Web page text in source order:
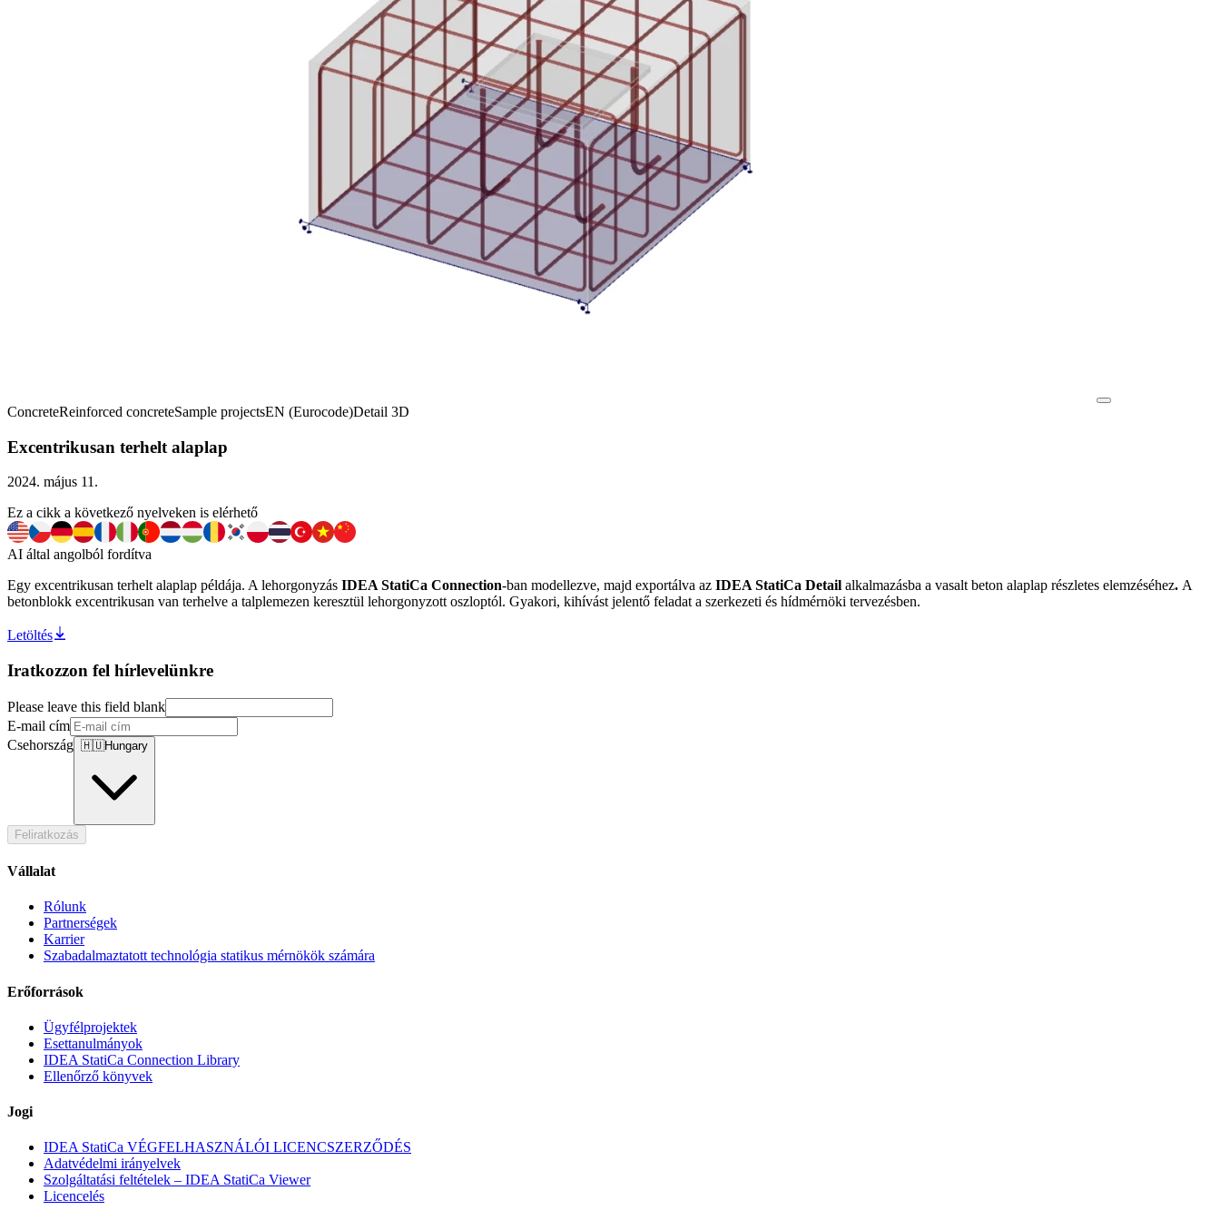
ConcreteReinforced concreteSample projectsEN (Eurocode)Detail 3D
Excentrikusan terhelt alaplap
2024. május 11.
Ez a cikk a következő nyelveken is elérhető
AI által angolból fordítva
Egy excentrikusan terhelt alaplap példája. A lehorgonyzás IDEA StatiCa Connection-ban modellezve, majd exportálva az IDEA StatiCa Detail alkalmazásba a vasalt beton alaplap részletes elemzéséhez. A
betonblokk excentrikusan van terhelve a talplemezen keresztül lehorgonyzott oszloptól. Gyakori, kihívást jelentő feladat a szerkezeti és hídmérnöki tervezésben.
Letöltés
Iratkozzon fel hírlevelünkre
Please leave this field blank
E-mail cím
Csehország 🇭🇺Hungary
Feliratkozás
Vállalat
Rólunk
Partnerségek
Karrier
Szabadalmaztatott technológia statikus mérnökök számára
Erőforrások
Ügyfélprojektek
Esettanulmányok
IDEA StatiCa Connection Library
Ellenőrző könyvek
Jogi
IDEA StatiCa VÉGFELHASZNÁLÓI LICENCSZERZŐDÉS
Adatvédelmi irányelvek
Szolgáltatási feltételek – IDEA StatiCa Viewer
Licencelés